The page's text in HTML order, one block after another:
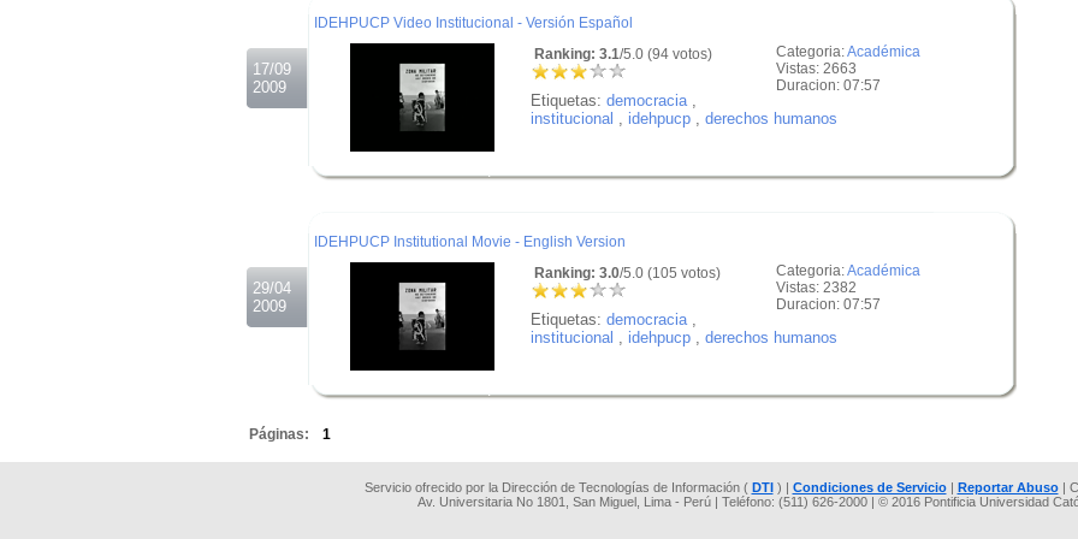
17/09
2009
IDEHPUCP Video Institucional - Versión Español
Categoria:Académica
Vistas: 2663
Duracion: 07:57
Ranking: 3.1/5.0 (94 votos)
Etiquetas: democracia
institucional
idehpucp derechos humanos
29/04
2009
IDEHPUCP Institutional Movie - English Version
Categoria:Académica
Vistas: 2382
Duracion: 07:57
Ranking: 3.0/5.0 (105 votos)
Etiquetas: democracia
institucional
idehpucp derechos humanos
Páginas: 1
Servicio ofrecido por la Dirección de Tecnologías de Información ( DTI) | Condiciones de Servicio| Reportar Abuso|
Av. Universitaria No 1801, San Miguel, Lima - Perú | Teléfono: (511) 626-2000 | © 2016 Pontificia Universidad